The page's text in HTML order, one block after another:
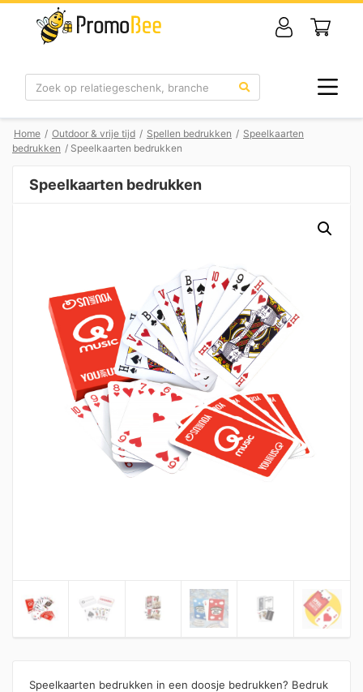
Zoek
Home / Outdoor & vrije tijd / Spellen bedrukken / Speelkaarten
bedrukken / Speelkaarten bedrukken
Speelkaarten bedrukken
Speelkaarten bedrukken in een doosje bedrukken? Bedruk